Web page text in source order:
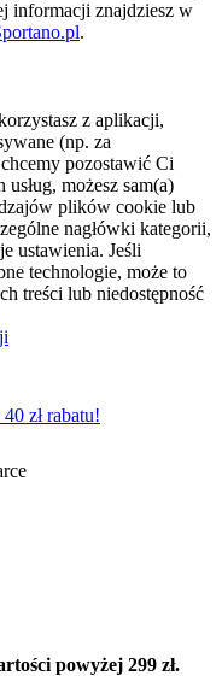
informacji znajdziesz w
.
z aplikacji,
(np. za
pozostawić Ci
możesz sam(a)
plików cookie lub
nagłówki kategorii,
ustawienia. Jeśli
technologie, może to
treści lub niedostępność
zł rabatu!
powyżej 299 zł.